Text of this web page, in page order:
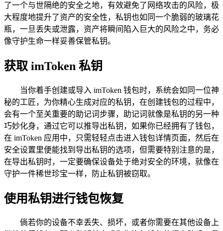
了一个与世隔绝的安全之地，有效避免了网络攻击的风险，极
大程度地提升了资产的安全性，私钥也如同一个脆弱的玻璃花
瓶，一旦丢失或泄露，资产将瞬间陷入巨大的风险之中，务必
像守护生命一样妥善保管私钥。
获取 imToken 私钥
当你着手创建或导入 imToken 钱包时，系统会如同一位神
秘的工匠，为你精心生成对应的私钥，在创建钱包的过程中，
会有一个至关重要的助记词步骤，助记词就像是私钥的另一种
巧妙化身，通过它可以推导出私钥，如果你已经拥有了钱包，
在 imToken 应用中，只需轻轻点击进入钱包详情页面，然后在
安全设置里便能找到导出私钥的选项，但需要特别注意的是，
在导出私钥时，一定要确保设备处于绝对安全的环境，就像在
守护一件稀世珍宝一样，防止私钥被窃取。
使用私钥进行钱包恢复
倘若你的设备不幸丢失、损坏，或者你需要在其他设备上